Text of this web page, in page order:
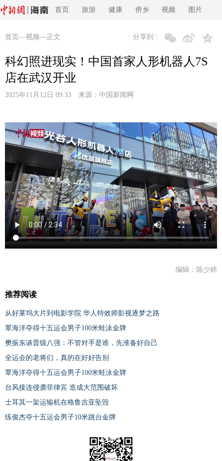
首页 旅游 健康 侨乡 视频 图片
首页 —视频—正文 分享到：
科幻照进现实！中国首家人形机器人7S
店在武汉开业
2025年11月12日 09:33 来源： 中国新闻网
编辑：陈少婷
推荐阅读
从好莱坞大片到电影学院 华人特效师影视逐梦之路
覃海洋夺得十五运会男子100米蛙泳金牌
樊振东谈晋级八强：不管对手是谁，先准备好自己
全运会的老将们，真的在好好告别
覃海洋夺得十五运会男子100米蛙泳金牌
台风接连侵袭菲律宾 造成大范围破坏
士耳其一架运输机在格鲁吉亚坠毁
练俊杰夺十五运会男子10米跳台金牌